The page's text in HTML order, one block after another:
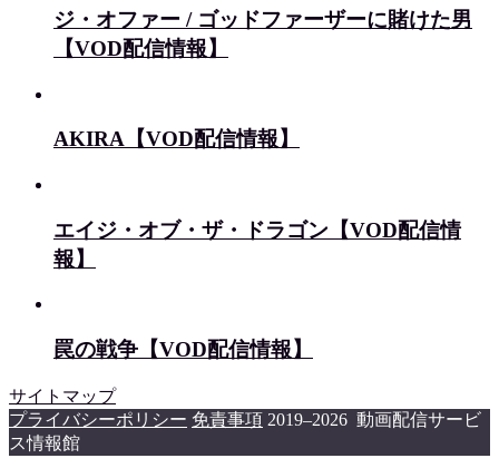
ジ・オファー / ゴッドファーザーに賭けた男
【VOD配信情報】
AKIRA【VOD配信情報】
エイジ・オブ・ザ・ドラゴン【VOD配信情
報】
罠の戦争【VOD配信情報】
サイトマップ
プライバシーポリシー 免責事項 2019–2026 動画配信サービ
ス情報館